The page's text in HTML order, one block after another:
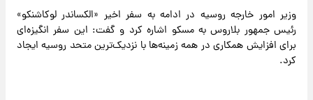
وزیر امور خارجه روسیه در ادامه به سفر اخیر «الکساندر لوکاشنکو»
رئیس جمهور بلاروس به مسکو اشاره کرد و گفت: این سفر انگیزه‌ای
برای افزایش همکاری در همه زمینه‌ها با نزدیک‌ترین متحد روسیه ایجاد
کرد.